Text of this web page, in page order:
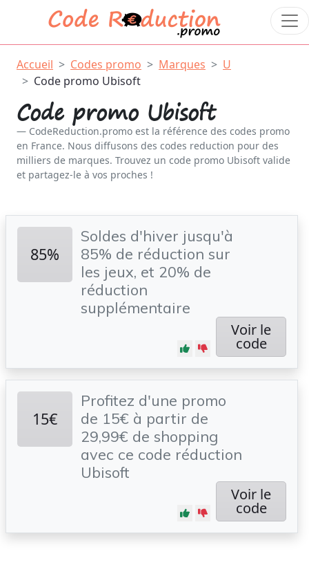
Accueil Codes promo Marques
U
Code promo Ubisoft
Code promo Ubisoft
CodeReduction.promo est la référence des codes promo
en France. Nous diffusons des codes reduction pour des
milliers de marques. Trouvez un code promo Ubisoft valide
et partagez-le à vos proches !
85%
Soldes d'hiver jusqu'à
85% de réduction sur
les jeux, et 20% de
réduction
supplémentaire
Voir le
code
15€
Profitez d'une promo
de 15€ à partir de
29,99€ de shopping
avec ce code réduction
Ubisoft
Voir le
code